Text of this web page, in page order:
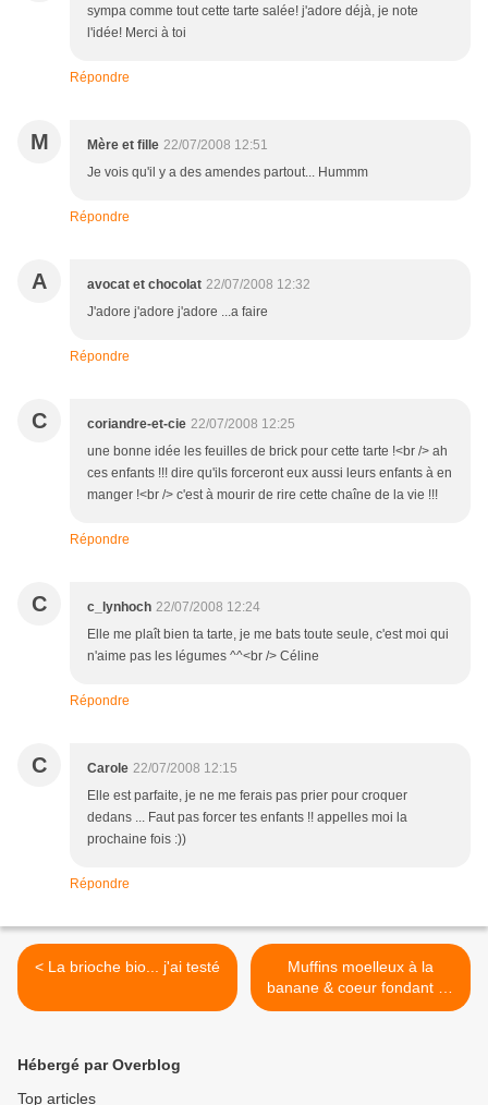
sympa comme tout cette tarte salée! j'adore déjà, je note
l'idée! Merci à toi
Répondre
M Mère et fille 22/07/2008 12:51
Je vois qu'il y a des amendes partout... Hummm
Répondre
A avocat et chocolat 22/07/2008 12:32
J'adore j'adore j'adore ...a faire
Répondre
C coriandre-et-cie 22/07/2008 12:25
une bonne idée les feuilles de brick pour cette tarte !<br /> ah
ces enfants !!! dire qu'ils forceront eux aussi leurs enfants à en
manger !<br /> c'est à mourir de rire cette chaîne de la vie !!!
Répondre
C c_lynhoch 22/07/2008 12:24
Elle me plaît bien ta tarte, je me bats toute seule, c'est moi qui
n'aime pas les légumes ^^<br /> Céline
Répondre
C Carole 22/07/2008 12:15
Elle est parfaite, je ne me ferais pas prier pour croquer
dedans ... Faut pas forcer tes enfants !! appelles moi la
prochaine fois :))
Répondre
< La brioche bio... j'ai testé
Muffins moelleux à la
banane & coeur fondant de
caramel >
Hébergé par Overblog
Top articles